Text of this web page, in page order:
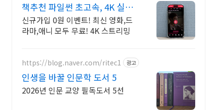
책추천 파일썬 초고속, 4K 실시
간 보기!
신규가입 0원 이벤트! 최신 영화,드
라마,애니 모두 무료! 4K 스트리밍
https://blog.naver.com/ritec1 광고
인생을 바꿀 인문학 도서 5
2026년 인문 교양 필독도서 5선